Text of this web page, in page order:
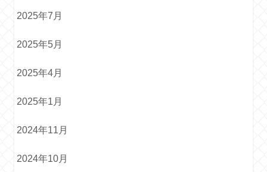
2025年7月
2025年5月
2025年4月
2025年1月
2024年11月
2024年10月